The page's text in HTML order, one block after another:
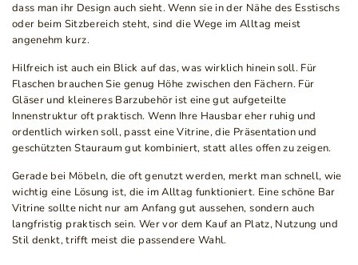
dass man ihr Design auch sieht. Wenn sie in der Nähe des Esstischs
oder beim Sitzbereich steht, sind die Wege im Alltag meist
angenehm kurz.
Hilfreich ist auch ein Blick auf das, was wirklich hinein soll. Für
Flaschen brauchen Sie genug Höhe zwischen den Fächern. Für
Gläser und kleineres Barzubehör ist eine gut aufgeteilte
Innenstruktur oft praktisch. Wenn Ihre Hausbar eher ruhig und
ordentlich wirken soll, passt eine Vitrine, die Präsentation und
geschützten Stauraum gut kombiniert, statt alles offen zu zeigen.
Gerade bei Möbeln, die oft genutzt werden, merkt man schnell, wie
wichtig eine Lösung ist, die im Alltag funktioniert. Eine schöne Bar
Vitrine sollte nicht nur am Anfang gut aussehen, sondern auch
langfristig praktisch sein. Wer vor dem Kauf an Platz, Nutzung und
Stil denkt, trifft meist die passendere Wahl.